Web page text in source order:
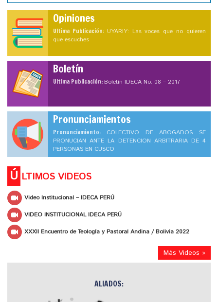
Opiniones
Ultima Publicación: UYARIY: Las voces que no quieren
que escuches
Boletín
Ultima Publicación:Boletín IDECA No. 08 – 2017
Pronunciamientos
Pronunciamiento: COLECTIVO DE ABOGADOS SE
PRONUCIAN ANTE LA DETENCION ARBITRARIA DE 4
PERSONAS EN CUSCO
Ú LTIMOS VIDEOS
Video Institucional – IDECA PERÚ
VIDEO INSTITUCIONAL IDECA PERÚ
XXXII Encuentro de Teología y Pastoral Andina / Bolivia 2022
Más Videos »
ALIADOS: